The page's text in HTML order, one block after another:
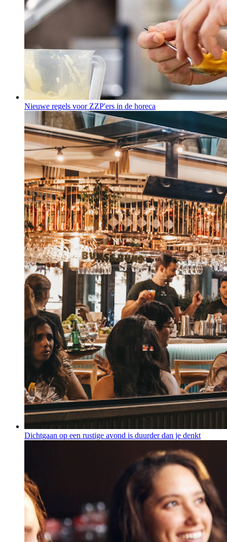
Nieuwe regels voor ZZP'ers in de horeca
Dichtgaan op een rustige avond is duurder dan je denkt